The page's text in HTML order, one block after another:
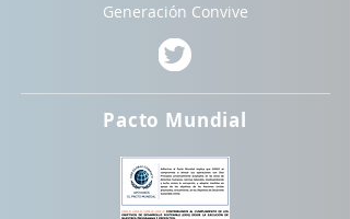
Generación Convive
Pacto Mundial